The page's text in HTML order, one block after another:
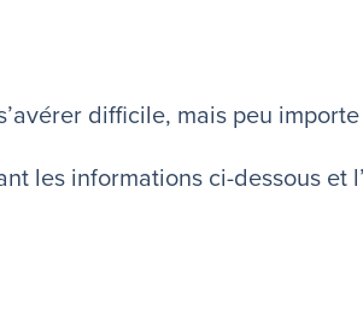
difficile, mais peu
les informations ci-dessous